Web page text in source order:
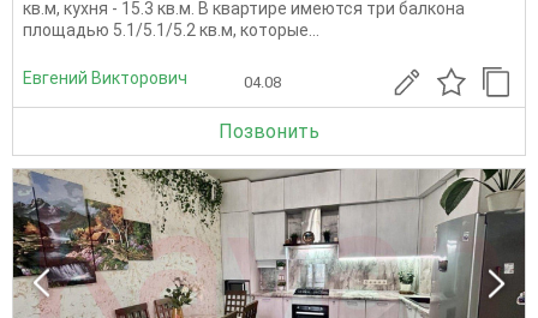
кв.м, кухня - 15.3 кв.м. В квартире имеются три балкона
площадью 5.1/5.1/5.2 кв.м, которые...
Евгений Викторович 04.08
Позвонить